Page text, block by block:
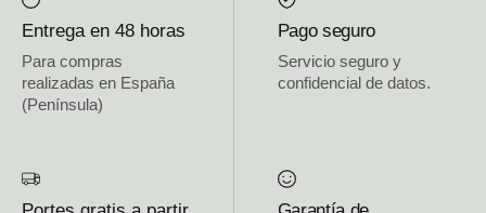
Entrega en 48 horas
Para compras
realizadas en España
(Península)
Pago seguro
Servicio seguro y
confidencial de datos.